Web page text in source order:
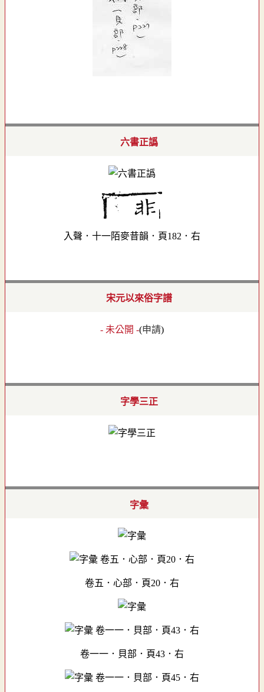
六書正譌
入聲．十一陌麥昔韻．頁182．右
宋元以來俗字譜
- 未公開 -(申請)
字學三正
字彙
卷五．心部．頁20．右
卷一一．貝部．頁43．右